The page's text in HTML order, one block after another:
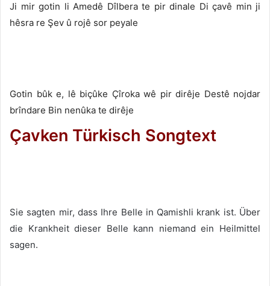
Ji mir gotin li Amedê Dîlbera te pir dinale Di çavê min ji
hêsra re Şev û rojê sor peyale
Gotin bûk e, lê biçûke Çîroka wê pir dirêje Destê nojdar
brîndare Bin nenûka te dirêje
Çavken Türkisch Songtext
Sie sagten mir, dass Ihre Belle in Qamishli krank ist. Über
die Krankheit dieser Belle kann niemand ein Heilmittel
sagen.